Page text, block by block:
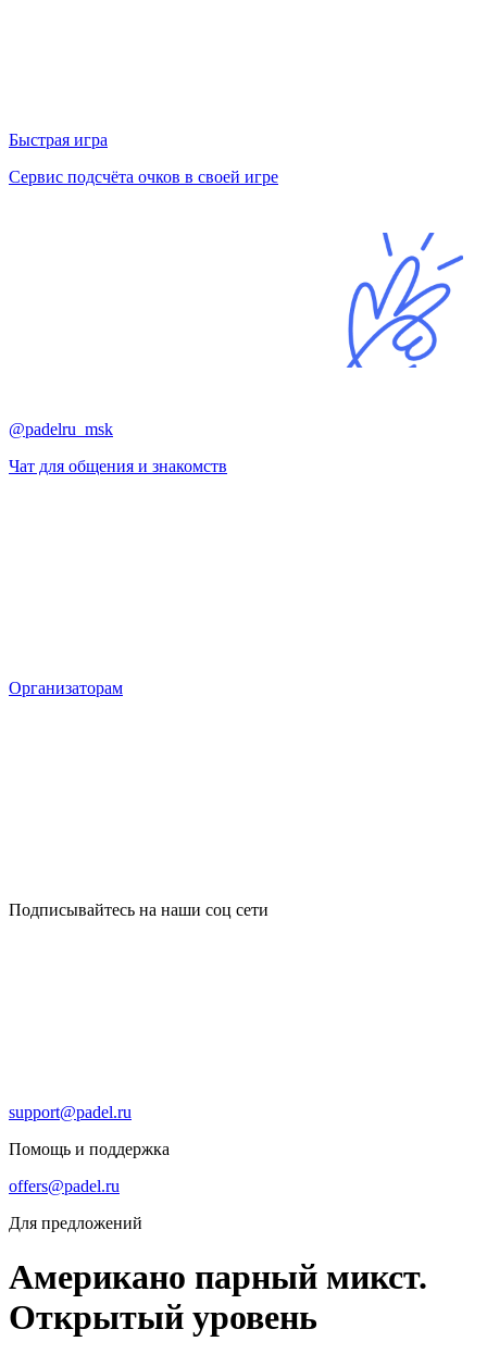
Быстрая игра
Сервис подсчёта очков в своей игре
@padelru_msk
Чат для общения и знакомств
Организаторам
Подписывайтесь на наши соц сети
support@padel.ru
Помощь и поддержка
offers@padel.ru
Для предложений
Американо парный микст.
Открытый уровень